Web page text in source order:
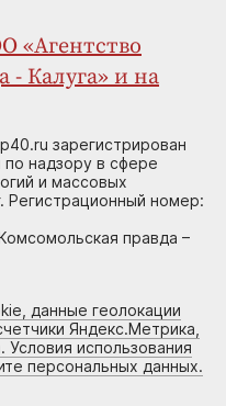
«Агентство
- Калуга» и на
зарегистрирован
надзору в сфере
и массовых
Регистрационный номер:
правда –
данные геолокации
Яндекс.Метрика,
использования
персональных данных.